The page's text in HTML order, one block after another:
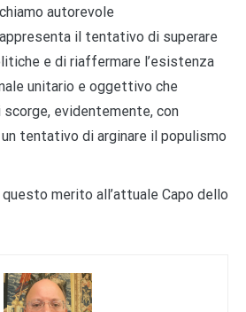
autorevole
il tentativo di superare
e di riaffermare l’esistenza
unitario e oggettivo che
evidentemente, con
un tentativo di arginare il populismo
questo merito all’attuale Capo dello